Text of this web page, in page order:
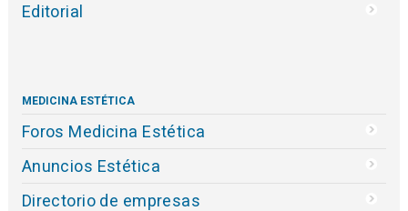
Editorial
MEDICINA ESTÉTICA
Foros Medicina Estética
Anuncios Estética
Directorio de empresas